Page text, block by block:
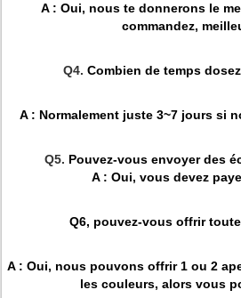
A : Oui, nous te donnerons le
commandez,
Q4. Combien de temps
A : Normalement juste 3~7 jours si
Q5. Pouvez-vous envoyer des
A : Oui, vous devez
Q6, pouvez-vous offrir
A : Oui, nous pouvons offrir 1 ou 2
les couleurs, alors vous